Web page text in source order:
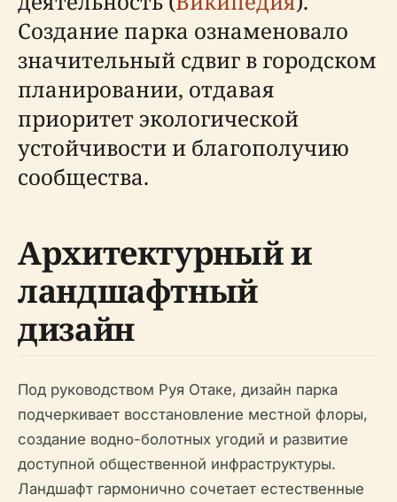
Создание парка ознаменовало
значительный сдвиг в городском
планировании, отдавая
приоритет экологической
устойчивости и благополучию
сообщества.
Архитектурный и
ландшафтный
дизайн
Под руководством Руя Отаке, дизайн парка
подчеркивает восстановление местной флоры,
создание водно-болотных угодий и развитие
доступной общественной инфраструктуры.
Ландшафт гармонично сочетает естественные